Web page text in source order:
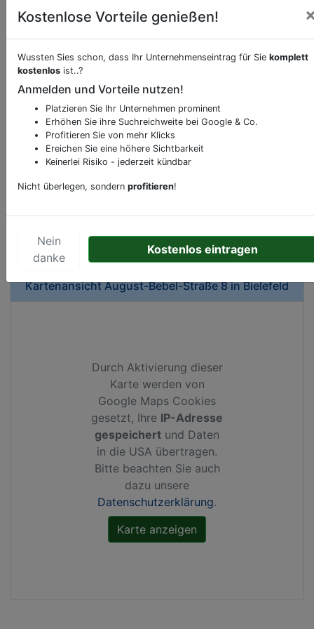
Beschreibung & Services von
Sie möchten eine Beschreibung, Dienstleistung
oder andere relevante Informationen hinzufügen?
Klicken Sie bittehierum uns zu kontaktieren.
Gerne erweitern wir Ihren Firmeneintrag um
Sonderangebote odere besondere Services, die
Ihren Wettbewerbern abheben.
KartenansichtAugust-Bebel-Straße 8inBielefeld
Durch Aktivierung dieser
Karte werden von
Google Maps Cookies
gesetzt, Ihre IP-Adresse
gespeichert und Daten
in die USA übertragen.
Bitte beachten Sie auch
dazu unsere
Datenschutzerklärung.
Kostenlose Vorteile genießen!
Wussten Sies schon, dass Ihr Unternehmenseintrag für Sie komplett
kostenlos ist..?
Anmelden und Vorteile nutzen!
Platzieren Sie Ihr Unternehmen prominent
Erhöhen Sie ihre Suchreichweite bei Google & Co.
Profitieren Sie von mehr Klicks
Ereichen Sie eine höhere Sichtbarkeit
Keinerlei Risiko - jederzeit kündbar
Nicht überlegen, sondern profitieren!
Nein
danke
Kostenlos eintragen